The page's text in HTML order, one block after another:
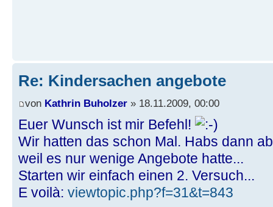
Re: Kindersachen angebote
von Kathrin Buholzer » 18.11.2009, 00:00
Euer Wunsch ist mir Befehl!
Wir hatten das schon Mal. Habs dann
weil es nur wenige Angebote hatte...
Starten wir einfach einen 2. Versuch...
E voilà: viewtopic.php?f=31&t=843